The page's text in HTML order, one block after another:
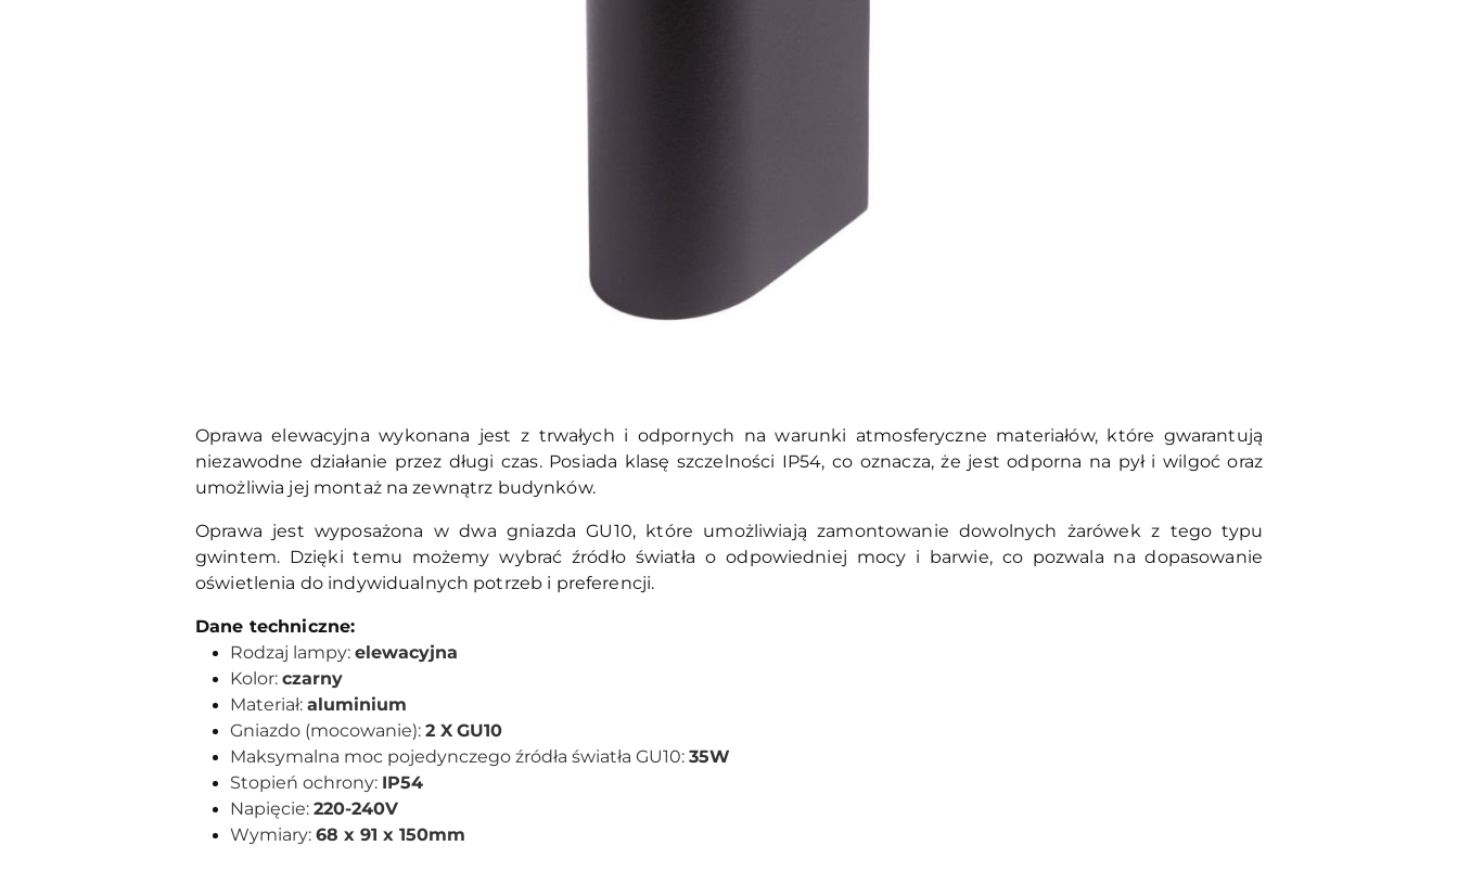
Oprawa elewacyjna wykonana jest z trwałych i odpornych na warunki atmosferyczne materiałów, które gwarantują
niezawodne działanie przez długi czas. Posiada klasę szczelności IP54, co oznacza, że jest odporna na pył i wilgoć oraz
umożliwia jej montaż na zewnątrz budynków.
Oprawa jest wyposażona w dwa gniazda GU10, które umożliwiają zamontowanie dowolnych żarówek z tego typu
gwintem. Dzięki temu możemy wybrać źródło światła o odpowiedniej mocy i barwie, co pozwala na dopasowanie
oświetlenia do indywidualnych potrzeb i preferencji.
Dane techniczne:
Rodzaj lampy: elewacyjna
Kolor: czarny
Materiał: aluminium
Gniazdo (mocowanie): 2 X GU10
Maksymalna moc pojedynczego źródła światła GU10: 35W
Stopień ochrony: IP54
Napięcie: 220-240V
Wymiary: 68 x 91 x 150mm